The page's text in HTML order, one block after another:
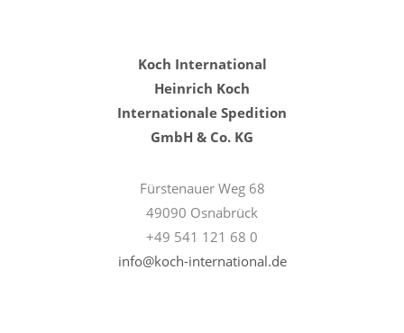
Koch International
Heinrich Koch
Internationale Spedition
GmbH & Co. KG
Fürstenauer Weg 68
49090 Osnabrück
+49 541 121 68 0
info@koch-international.de